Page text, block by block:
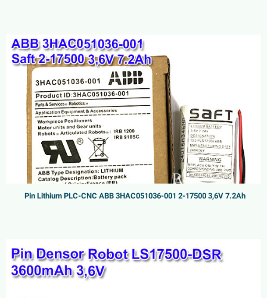
Pin Lithium PLC-CNC ABB 3HAC051036-001 2-17500 3,6V 7.2Ah